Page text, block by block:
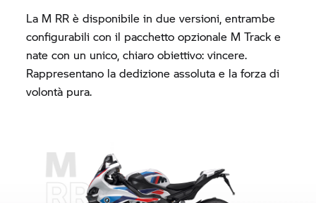
La M RR è disponibile in due versioni, entrambe
configurabili con il pacchetto opzionale M Track e
nate con un unico, chiaro obiettivo: vincere.
Rappresentano la dedizione assoluta e la forza di
volontà pura.